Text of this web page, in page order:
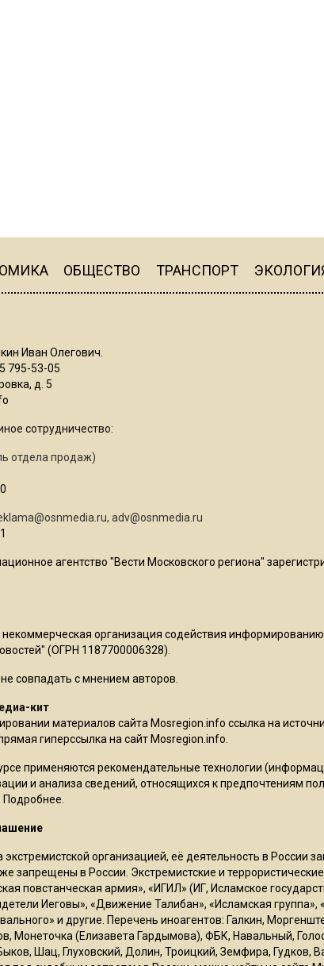
ОБЩЕСТВО ТРАНСПОРТ
Иван Олегович.
795-53-05
д. 5
сотрудничество:
отдела продаж)
, adv@osnmedia.ru
агентство "Вести Московского региона"
организация содействия
(ОГРН 1187700006328).
совпадать с мнением авторов.
кит
материалов сайта Mosregion.info ссылка на
гиперссылка на сайт Mosregion.info.
применяются рекомендательные технологии
и анализа сведений, относящихся к предпочтениям
Подробнее
организацией, её деятельность в
запрещены в России. Экстремистские и
повстанческая армия», «ИГИЛ» (ИГ, Исламское
Иеговы», «Движение Талибан», «Исламская
и другие. Перечень иноагентов: Галкин,
Монеточка (Елизавета Гардымова), ФБК, Навальный,
Шац, Глуховский, Долин, Троицкий, Земфира, Гудков,